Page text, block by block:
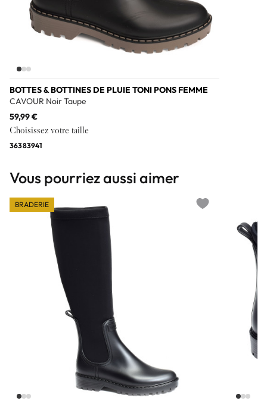
BOTTES & BOTTINES DE PLUIE TONI PONS FEMME
CAVOUR Noir Taupe
59,99 €
Choisissez votre taille
36383941
Vous pourriez aussi aimer
BRADERIE